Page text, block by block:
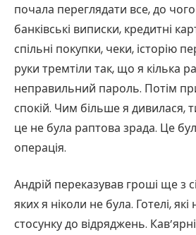
почала переглядати все, до
банківські виписки, кредитні
спільні покупки, чеки, історію
руки тремтіли так, що я кілька
неправильний пароль. Потім
спокій. Чим більше я дивилася,
це не була раптова зрада. Це
операція.
Андрій переказував гроші ще з
яких я ніколи не була. Готелі,
стосунку до відряджень.